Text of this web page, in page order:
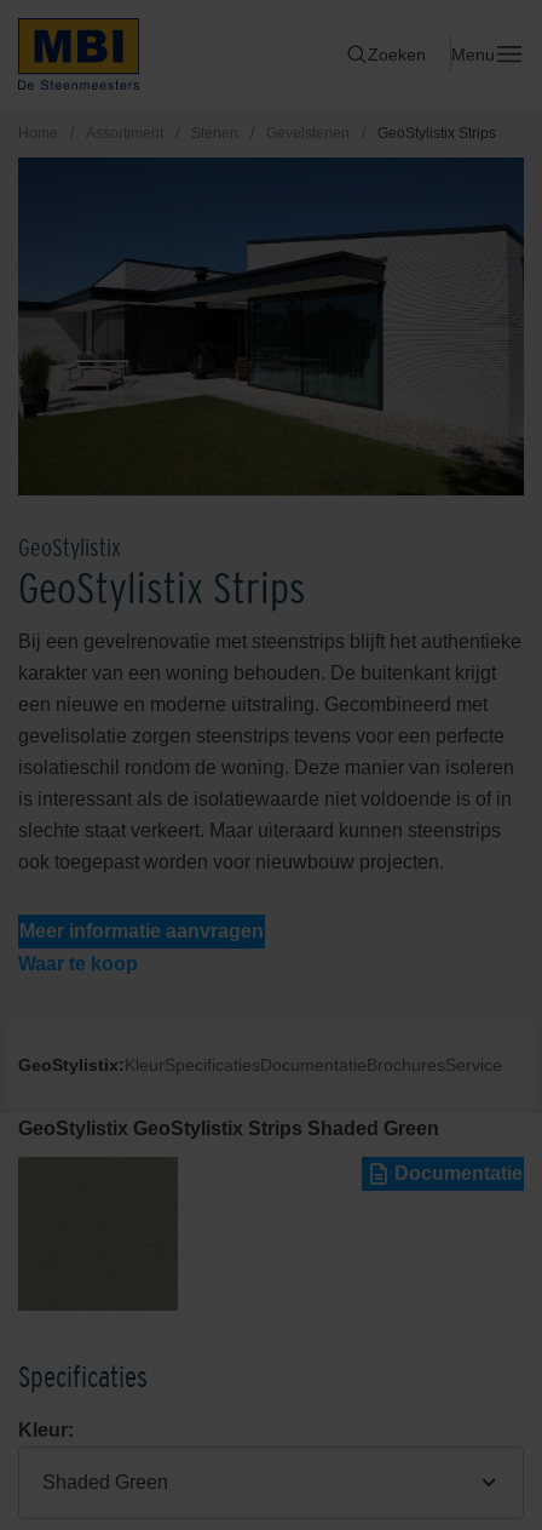
Zoeken Menu
Home / Assortiment / Stenen / Gevelstenen / GeoStylistix Strips
GeoStylistix
GeoStylistix Strips
Bij een gevelrenovatie met steenstrips blijft het authentieke
karakter van een woning behouden. De buitenkant krijgt
een nieuwe en moderne uitstraling. Gecombineerd met
gevelisolatie zorgen steenstrips tevens voor een perfecte
isolatieschil rondom de woning. Deze manier van isoleren
is interessant als de isolatiewaarde niet voldoende is of in
slechte staat verkeert. Maar uiteraard kunnen steenstrips
ook toegepast worden voor nieuwbouw projecten.
Meer informatie aanvragen
Waar te koop
GeoStylistix:KleurSpecificatiesDocumentatieBrochuresService
GeoStylistix GeoStylistix Strips Shaded Green
Documentatie
Specificaties
Kleur:
Shaded Green